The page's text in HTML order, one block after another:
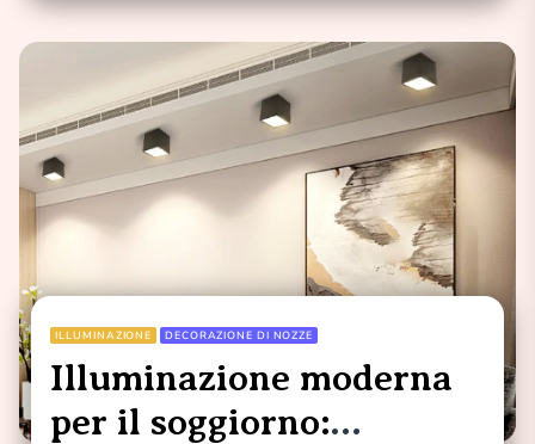
ILLUMINAZIONE DECORAZIONE DI NOZZE
Illuminazione moderna
per il soggiorno: